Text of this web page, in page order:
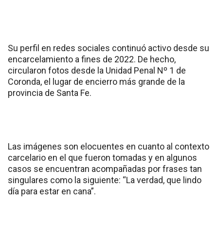
Su perfil en redes sociales continuó activo desde su
encarcelamiento a fines de 2022. De hecho,
circularon fotos desde la Unidad Penal Nº 1 de
Coronda, el lugar de encierro más grande de la
provincia de Santa Fe.
Las imágenes son elocuentes en cuanto al contexto
carcelario en el que fueron tomadas y en algunos
casos se encuentran acompañadas por frases tan
singulares como la siguiente: “La verdad, que lindo
día para estar en cana”.